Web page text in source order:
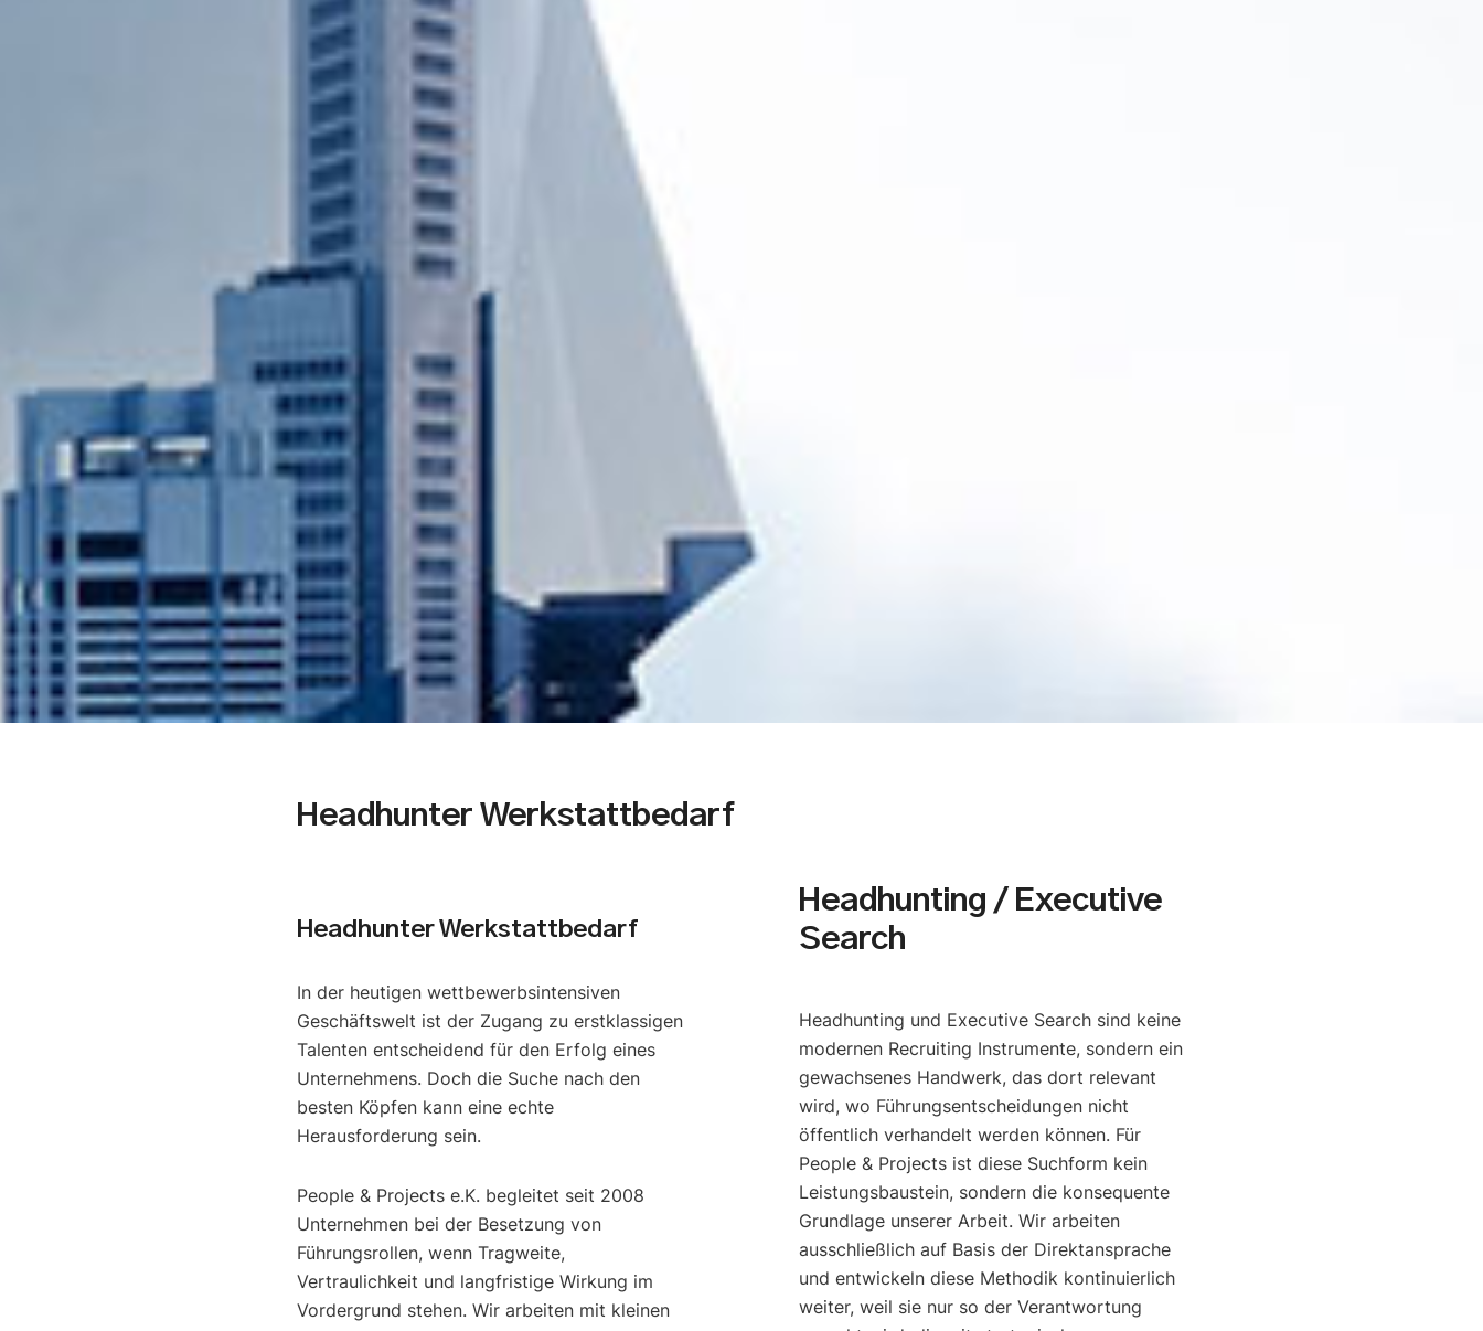
Headhunter Werkstattbedarf
Headhunter Werkstattbedarf
In der heutigen wettbewerbsintensiven
Geschäftswelt ist der Zugang zu erstklassigen
Talenten entscheidend für den Erfolg eines
Unternehmens. Doch die Suche nach den
besten Köpfen kann eine echte
Herausforderung sein.
People & Projects e.K. begleitet seit 2008
Unternehmen bei der Besetzung von
Führungsrollen, wenn Tragweite,
Vertraulichkeit und langfristige Wirkung im
Vordergrund stehen. Wir arbeiten mit kleinen
Headhunting / Executive
Search
Headhunting und Executive Search sind keine
modernen Recruiting Instrumente, sondern ein
gewachsenes Handwerk, das dort relevant
wird, wo Führungsentscheidungen nicht
öffentlich verhandelt werden können. Für
People & Projects ist diese Suchform kein
Leistungsbaustein, sondern die konsequente
Grundlage unserer Arbeit. Wir arbeiten
ausschließlich auf Basis der Direktansprache
und entwickeln diese Methodik kontinuierlich
weiter, weil sie nur so der Verantwortung